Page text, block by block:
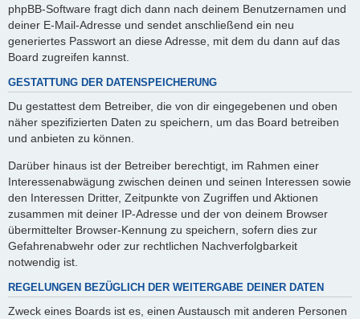
phpBB-Software fragt dich dann nach deinem Benutzernamen und
deiner E-Mail-Adresse und sendet anschließend ein neu
generiertes Passwort an diese Adresse, mit dem du dann auf das
Board zugreifen kannst.
GESTATTUNG DER DATENSPEICHERUNG
Du gestattest dem Betreiber, die von dir eingegebenen und oben
näher spezifizierten Daten zu speichern, um das Board betreiben
und anbieten zu können.
Darüber hinaus ist der Betreiber berechtigt, im Rahmen einer
Interessenabwägung zwischen deinen und seinen Interessen sowie
den Interessen Dritter, Zeitpunkte von Zugriffen und Aktionen
zusammen mit deiner IP-Adresse und der von deinem Browser
übermittelter Browser-Kennung zu speichern, sofern dies zur
Gefahrenabwehr oder zur rechtlichen Nachverfolgbarkeit
notwendig ist.
REGELUNGEN BEZÜGLICH DER WEITERGABE DEINER DATEN
Zweck eines Boards ist es, einen Austausch mit anderen Personen